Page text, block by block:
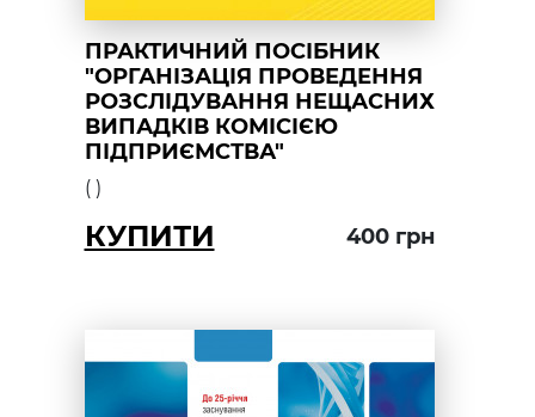
ПРАКТИЧНИЙ ПОСІБНИК
"ОРГАНІЗАЦІЯ ПРОВЕДЕННЯ
РОЗСЛІДУВАННЯ НЕЩАСНИХ
ВИПАДКІВ КОМІСІЄЮ
ПІДПРИЄМСТВА"
( )
КУПИТИ 400грн